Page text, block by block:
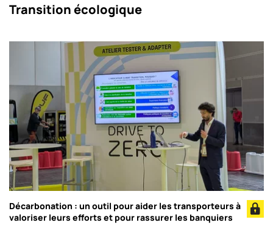
Transition écologique
Décarbonation : un outil pour aider les transporteurs à
valoriser leurs efforts et pour rassurer les banquiers